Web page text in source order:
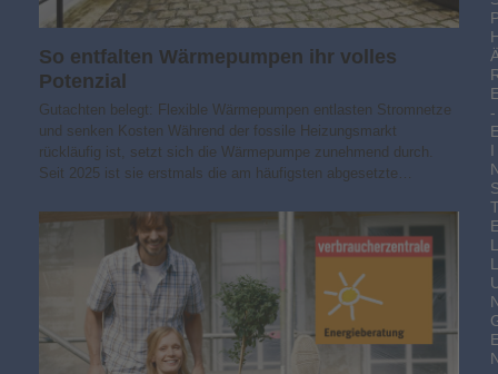
So entfalten Wärmepumpen ihr volles
Potenzial
Gutachten belegt: Flexible Wärmepumpen entlasten Stromnetze
und senken Kosten Während der fossile Heizungsmarkt
rückläufig ist, setzt sich die Wärmepumpe zunehmend durch.
Seit 2025 ist sie erstmals die am häufigsten abgesetzte…
-
I
L
L